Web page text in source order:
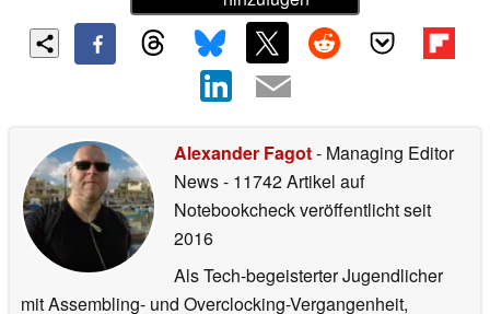
Alexander Fagot- Managing Editor
News- 11742 Artikel auf
Notebookcheck veröffentlichtseit
2016
Als Tech-begeisterter Jugendlicher
mit Assembling- und Overclocking-Vergangenheit,